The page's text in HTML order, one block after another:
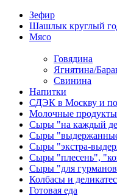
Зефир
Шашлык круглый
Мясо
Говядина
Ягнятина/
Свинина
Напитки
СДЭК в Москву и
Молочные продукты
Сыры "на каждый
Сыры
Сыры "экстра-
Сыры "плесень",
Сыры "для
Колбасы и
Готовая еда